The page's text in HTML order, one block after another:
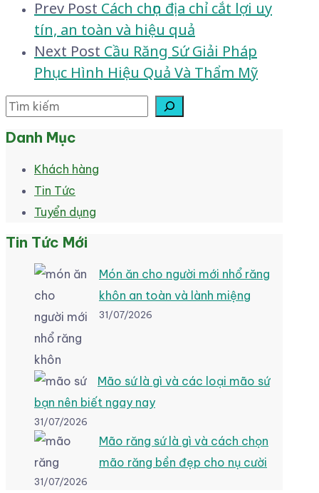
Post
navigation
Prev Post Cách chọn địa chỉ cắt lợi uy
tín, an toàn và hiệu quả
Next Post Cầu Răng Sứ Giải Pháp
Phục Hình Hiệu Quả Và Thẩm Mỹ
Tìm kiếm
Danh Mục
Khách hàng
Tin Tức
Tuyển dụng
Tin Tức Mới
Món ăn cho người mới nhổ răng
khôn an toàn và lành miệng
31/07/2026
Mão sứ là gì và các loại mão sứ
bạn nên biết ngay nay
31/07/2026
Mão răng sứ là gì và cách chọn
mão răng bền đẹp cho nụ cười
31/07/2026